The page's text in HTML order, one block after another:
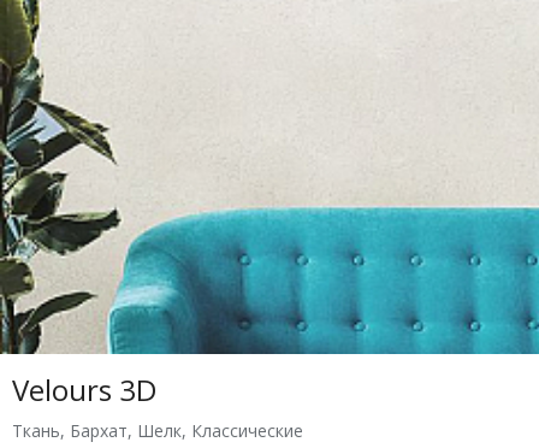
Velours 3D
Ткань, Бархат, Шелк, Классические